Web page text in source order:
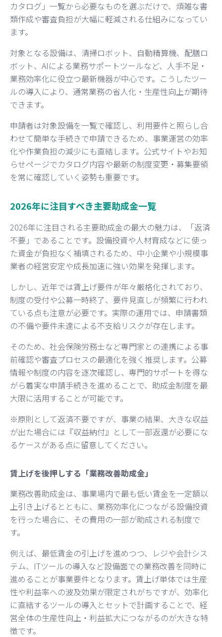
カタログ」一覧から必要なものを選ぶだけで、煩雑な書
類作成や審査負担が大幅に軽減される仕組みになってい
ます。
対象となる設備は、清掃ロボット、自動精算機、配膳ロ
ボット、AIによる業務サポートツールなど、人手不足・
業務効率化に役立つ最新機器が中心です。こうしたツー
ルの導入により、通常業務の省人化・生産性向上が期待
できます。
申請者は対象設備を一覧で確認し、利用要件と照らし合
わせて簡単な手続きで申請できるため、事業運営の効率
化や作業負担の減少にも直結します。公式サイトやお知
らせページでカタログ内容や最新の制度変更・募集要領
を常に確認していく姿勢も重要です。
2026年に注目すべき主要助成金一覧
2026年に注目される主要助成金の最大の魅力は、「返済
不要」であることです。設備投資や人材育成などに使っ
た資金が負担なく補填されるため、中小企業や小規模事
業者の経営安定や成長加速に強い効果を発揮します。
しかし、近年では賃上げ要件が年々厳格化されており、
制度の受付や公募一時終了、要件見直しが頻繁に行われ
ている点も注意が必要です。実際の運用では、申請書類
の不備や要件未達による不支給リスクが存在します。
そのため、社会保険労務士など専門家との連携による事
前確認や審査プロセスの最適化を強く推奨します。公募
情報や制度の内容を逐次確認し、専門的サポートを得な
がら着実な申請手続きを進めることで、助成金制度を最
大限に活用することが可能です。
※原則として返済不要ですが、事業の結果、大きな収益
が出た場合には『収益納付』として一部返還が必要にな
るケースがある点に留意してください。
賃上げを後押しする「業務改善助成金」
業務改善助成金は、事業場内で最も低い賃金を一定額以
上引き上げるとともに、業務効率化につながる設備投資
を行った場合に、その費用の一部が助成される制度で
す。
例えば、最低賃金の引上げを進めつつ、レジや会計シス
テム、ITツールの導入など設備面での業務改善を同時に
進めることが事業要件となります。賃上げ単体では生産
性や利益率への波及効果が限定されがちですが、効率化
に直結するツールの導入とセットで計画することで、経
営全体の生産性向上・利益拡大につながるのが大きな特
徴です。